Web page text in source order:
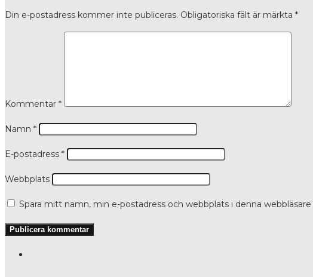
Din e-postadress kommer inte publiceras. Obligatoriska fält är märkta *
Kommentar *
Namn *
E-postadress *
Webbplats
Spara mitt namn, min e-postadress och webbplats i denna